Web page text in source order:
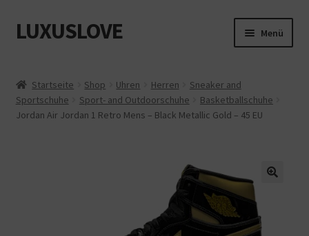
Zur
Navigation
Zum
Inhalt
LUXUSLOVE Menü
Cookie-Richtlinie (EU)
Startseite Shop Uhren Herren
Sneaker and
Sportschuhe
Sport- and Outdoorschuhe
Basketballschuhe
Jordan Air Jordan 1 Retro Mens – Black Metallic Gold – 45 EU